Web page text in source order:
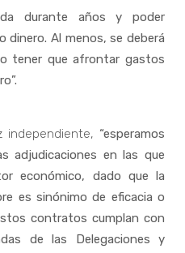
durante años y poder
dinero. Al menos, se deberá
tener que afrontar gastos
independiente, “esperamos
adjudicaciones en las que
económico, dado que la
es sinónimo de eficacia o
contratos cumplan con
de las Delegaciones y